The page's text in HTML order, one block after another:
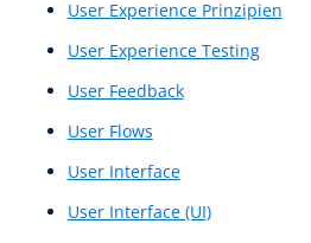
Schriftarten
Schriften
Search Engine Optimization
SEO